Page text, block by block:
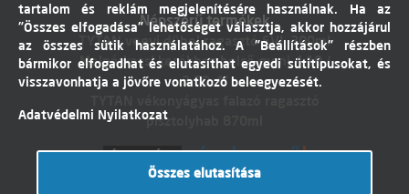
Népszerű termékek
TYTAN vegyi dübel ragasztó EVI. 300ml
Molnárkocsi kerékhez belső gumi 4,10 /
3,50-4"
pisztolyhab 870ml
tartalom és reklám megjelenítésére használnak. Ha az
"Összes elfogadása" lehetőséget választja, akkor hozzájárul
az összes sütik használatához. A "Beállítások" részben
bármikor elfogadhat és elutasíthat egyedi sütitípusokat, és
visszavonhatja a jövőre vonatkozó beleegyezését.
Adatvédelmi Nyilatkozat
Összes elutasítása